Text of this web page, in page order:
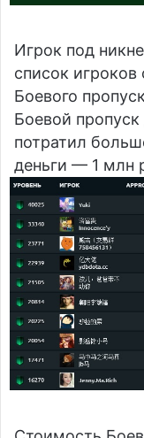
Игрок под
список
Боевого
Боевой
потратил
деньги — 1 млн